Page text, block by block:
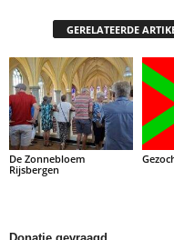
GERELATEERDE
De Zonnebloem
Rijsbergen